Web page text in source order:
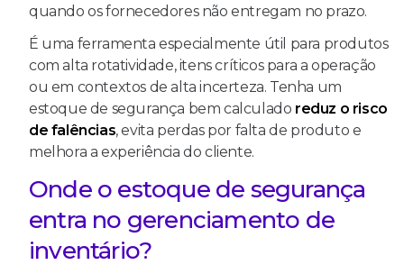
quando os fornecedores não entregam no prazo.
É uma ferramenta especialmente útil para produtos
com alta rotatividade, itens críticos para a operação
ou em contextos de alta incerteza. Tenha um
estoque de segurança bem calculado reduz o risco
de falências, evita perdas por falta de produto e
melhora a experiência do cliente.
Onde o estoque de segurança
entra no gerenciamento de
inventário?